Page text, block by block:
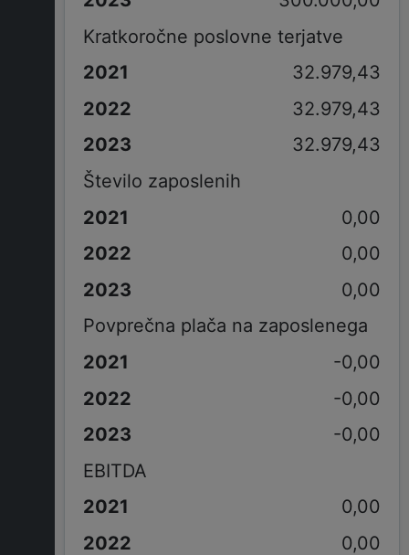
Kratkoročne poslovne terjatve
32.979,43
32.979,43
32.979,43
Število zaposlenih
0,00
0,00
0,00
Povprečna plača na zaposlenega
-0,00
-0,00
-0,00
EBITDA
0,00
0,00